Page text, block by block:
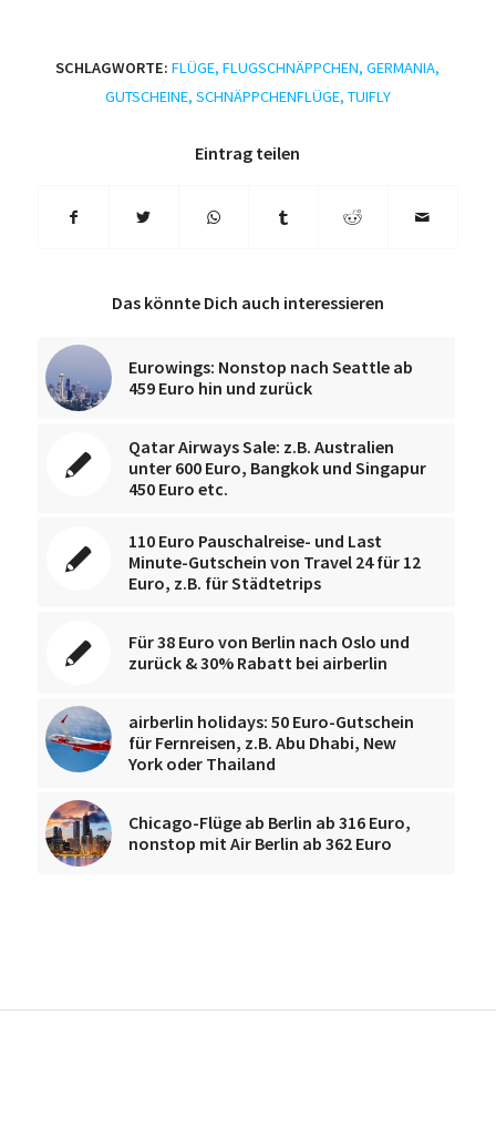
SCHLAGWORTE: FLÜGE,FLUGSCHNÄPPCHEN,GERMANIA,
GUTSCHEINE, SCHNÄPPCHENFLÜGE, TUIFLY
Eintrag teilen
Das könnte Dich auch interessieren
Eurowings: Nonstop nach Seattle ab
459 Euro hin und zurück
Qatar Airways Sale: z.B. Australien
unter 600 Euro, Bangkok und Singapur
450 Euro etc.
110 Euro Pauschalreise- und Last
Minute-Gutschein von Travel 24 für 12
Euro, z.B. für Städtetrips
Für 38 Euro von Berlin nach Oslo und
zurück & 30% Rabatt bei airberlin
airberlin holidays: 50 Euro-Gutschein
für Fernreisen, z.B. Abu Dhabi, New
York oder Thailand
Chicago-Flüge ab Berlin ab 316 Euro,
nonstop mit Air Berlin ab 362 Euro